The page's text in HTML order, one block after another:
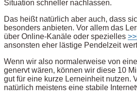
Situation schneller nachlassen.
Das heißt natürlich aber auch, dass
besonders anbieten. Vor allem das
über Online-Kanäle oder spezielles
ansonsten eher lästige Pendelzeit
Wenn wir also normalerweise von
genervt wären, können wir diese 10
gut für eine kurze Lerneinheit nutzen.
natürlich meistens eine stabile